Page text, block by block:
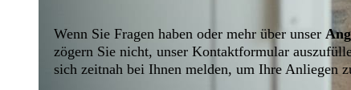
Wenn Sie Fragen haben oder mehr über unser
zögern Sie nicht, unser Kontaktformular
sich zeitnah bei Ihnen melden, um Ihre Anliegen